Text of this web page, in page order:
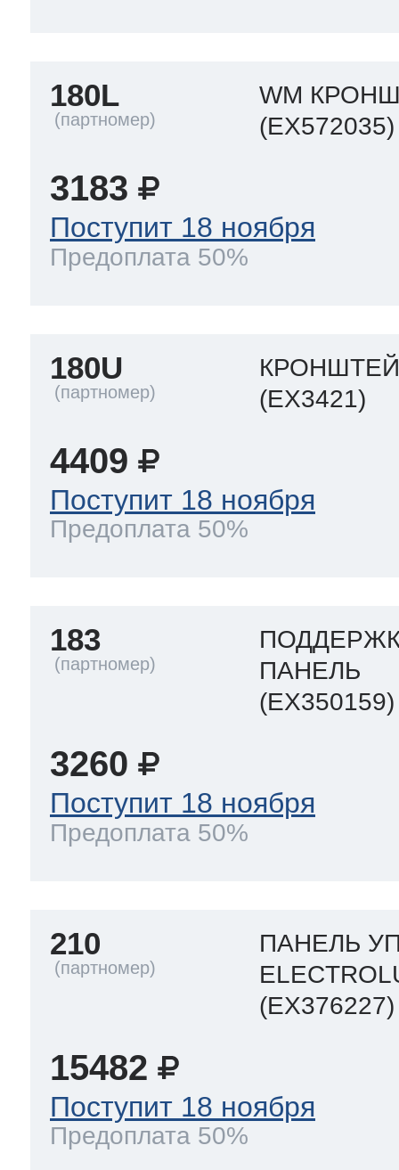
180L
WM
(EX572035)
3183
Поступит 18 ноября
Предоплата 50%
180U
(EX3421)
4409
Поступит 18 ноября
Предоплата 50%
183
ПАНЕЛЬ
(EX350159)
3260
Поступит 18 ноября
Предоплата 50%
210
ПАНЕЛЬ
(EX376227)
15482
Поступит 18 ноября
Предоплата 50%